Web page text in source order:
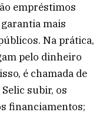
empréstimos
mais
Na prática,
pelo dinheiro
é chamada de
Selic subir, os
financiamentos;